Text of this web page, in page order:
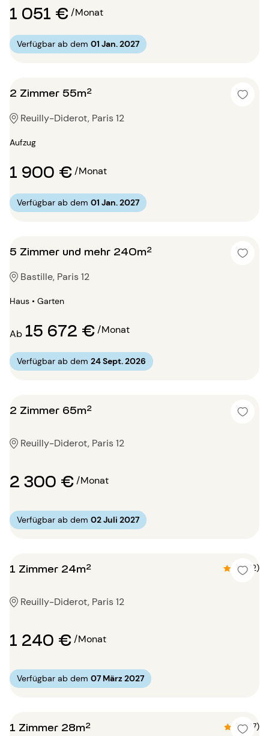
1 051 €/Monat
Verfügbar ab dem 01 Jan. 2027
2 Zimmer 55m²
Reuilly-Diderot, Paris 12
Aufzug
1 900 €/Monat
Verfügbar ab dem 01 Jan. 2027
5 Zimmer und mehr 240m²
Bastille, Paris 12
Haus • Garten
Ab 15 672 €/Monat
Verfügbar ab dem 24 Sept. 2026
2 Zimmer 65m²
Reuilly-Diderot, Paris 12
2 300 €/Monat
Verfügbar ab dem 02 Juli 2027
1 Zimmer 24m² 4.5 (2)
Reuilly-Diderot, Paris 12
1 240 €/Monat
Verfügbar ab dem 07 März 2027
1 Zimmer 28m² 4.9 (7)